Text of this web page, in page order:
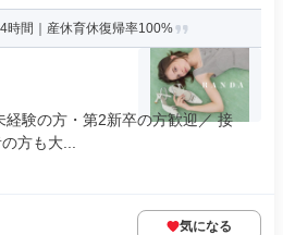
時間｜産休育休復帰率100%
験の方・第2新卒の方歓迎／ 接
方も大...
気になる